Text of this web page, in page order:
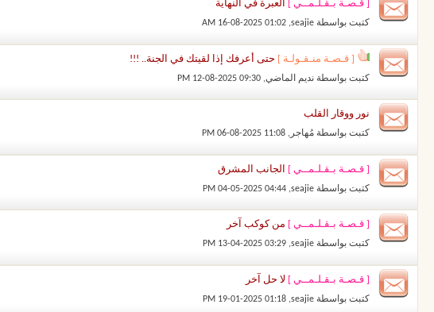
[ قـصـة بـقـلـمــي ] العبرة في النهاية
كتبت بواسطة seajie
‏, 16-08-2025 01:02 AM
[ قـصـة منـقـولـة ] حتى أعرفك إذا لقيتك في الجنة.. !!!
كتبت بواسطة نديم الماضي‏, 12-08-2025 09:30 PM
نور ووقار القلب
كتبت بواسطة مُهاجر ‏, 06-08-2025 11:08 PM
[ قـصـة بـقـلـمــي ] الجانب المشرق
كتبت بواسطة seajie
‏, 04-05-2025 04:44 PM
[ قـصـة بـقـلـمــي ] من كوكب آخر
كتبت بواسطة seajie
‏, 13-04-2025 03:29 PM
[ قـصـة بـقـلـمــي ] لا حل آخر
كتبت بواسطة seajie
‏, 19-01-2025 01:18 PM